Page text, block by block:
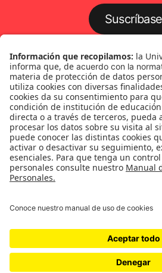
Suscríbase
Género
Política
Cultura
Medios y periodismo
Ciudad
Movilización social